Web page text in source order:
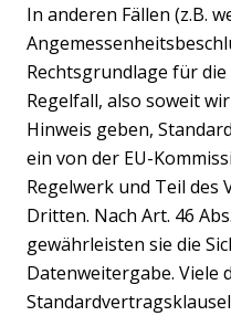
In anderen Fällen (z.B.
Rechtsgrundlage für
Regelfall, also soweit
Hinweis geben,
ein von der EU-
Regelwerk und Teil des
Dritten. Nach Art. 46
gewährleisten sie die
Datenweitergabe. Viele